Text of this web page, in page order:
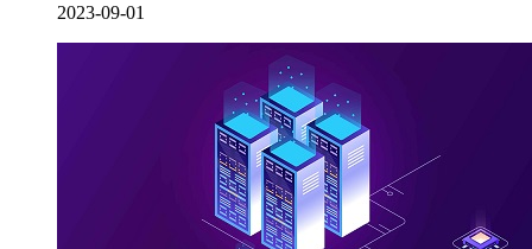
2023-09-01